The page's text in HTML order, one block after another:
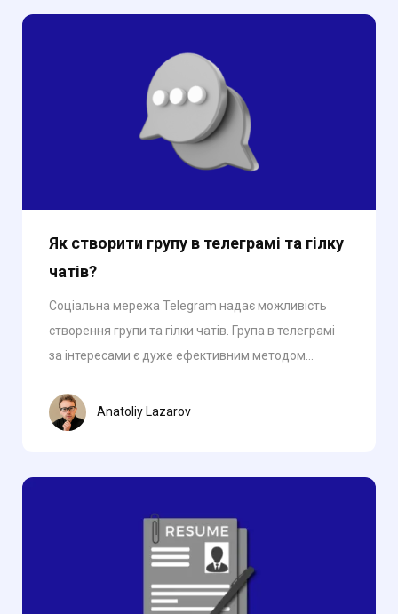
Як створити групу в телеграмі та гілку
чатів?
Соціальна мережа Telegram надає можливість
створення групи та гілки чатів. Група в телеграмі
за інтересами є дуже ефективним методом...
Anatoliy Lazarov